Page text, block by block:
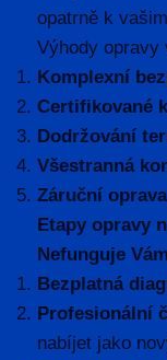
opatrně k
Výhody opravy
Komplexní
Certifikované
Dodržování
Všestranná
Záruční oprava
Etapy opravy
Nefunguje
Bezplatná
Profesionální
nabíjet jako